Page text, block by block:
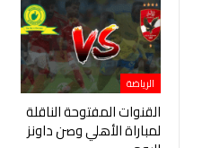
الرياضة
القنوات المفتوحة الناقلة
لمباراة الأهلي وصن داونز